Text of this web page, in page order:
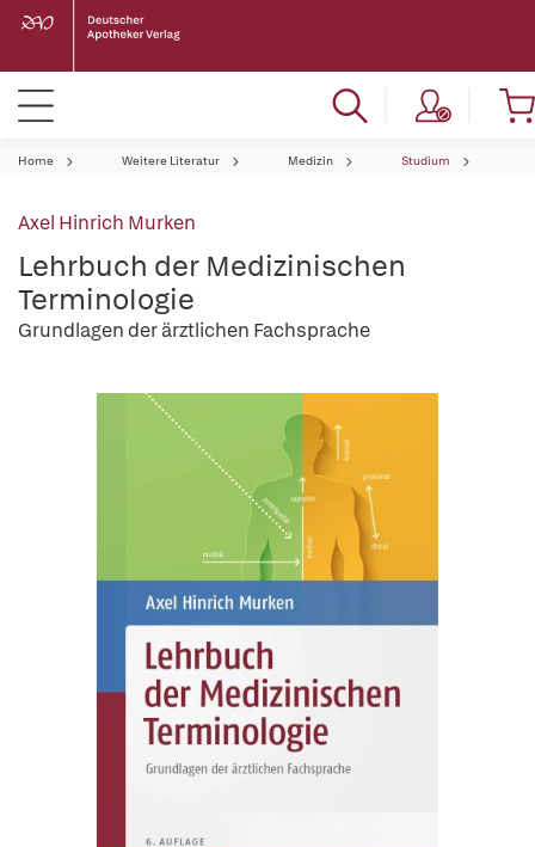
Home Weitere Literatur Medizin Studium
Axel Hinrich Murken
Lehrbuch der Medizinischen
Terminologie
Grundlagen der ärztlichen Fachsprache